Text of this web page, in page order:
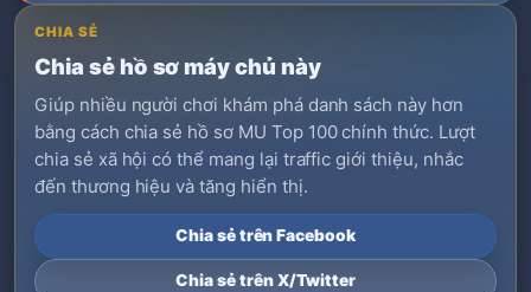
CHIA SẺ
Chia sẻ hồ sơ máy chủ này
Giúp nhiều người chơi khám phá danh sách này hơn
bằng cách chia sẻ hồ sơ MU Top 100 chính thức. Lượt
chia sẻ xã hội có thể mang lại traffic giới thiệu, nhắc
đến thương hiệu và tăng hiển thị.
Chia sẻ trên Facebook
Chia sẻ trên X/Twitter